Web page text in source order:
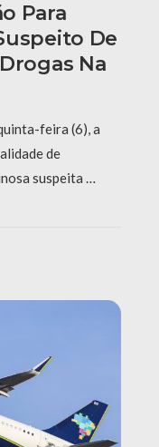
Para
De
Na
feira (6), a
de
suspeita …